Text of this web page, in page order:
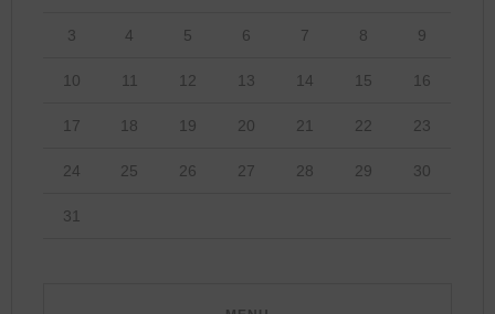
3 4 5 6 7 8 9
10 11 12 13 14 15 16
17 18 19 20 21 22 23
24 25 26 27 28 29 30
31